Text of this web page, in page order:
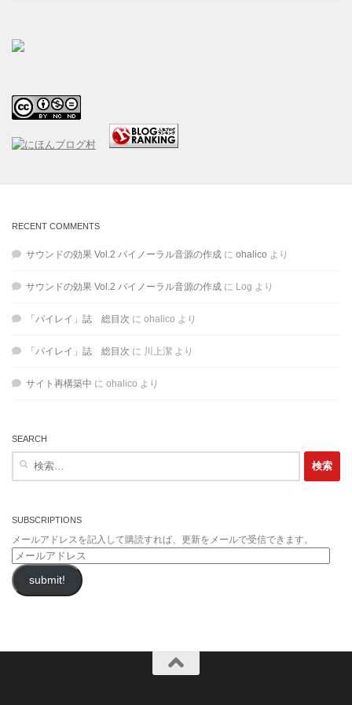
RECENT COMMENTS
サウンドの効果 Vol.2 バイノーラル音源の作成 に ohalico より
サウンドの効果 Vol.2 バイノーラル音源の作成 に Log より
「パイレイ」誌 総目次 に ohalico より
「パイレイ」誌 総目次 に 川上潔 より
サイト再構築中 に ohalico より
SEARCH
SUBSCRIPTIONS
メールアドレスを記入して購読すれば、更新をメールで受信できます。
メ
ー
ル
ア
submit!